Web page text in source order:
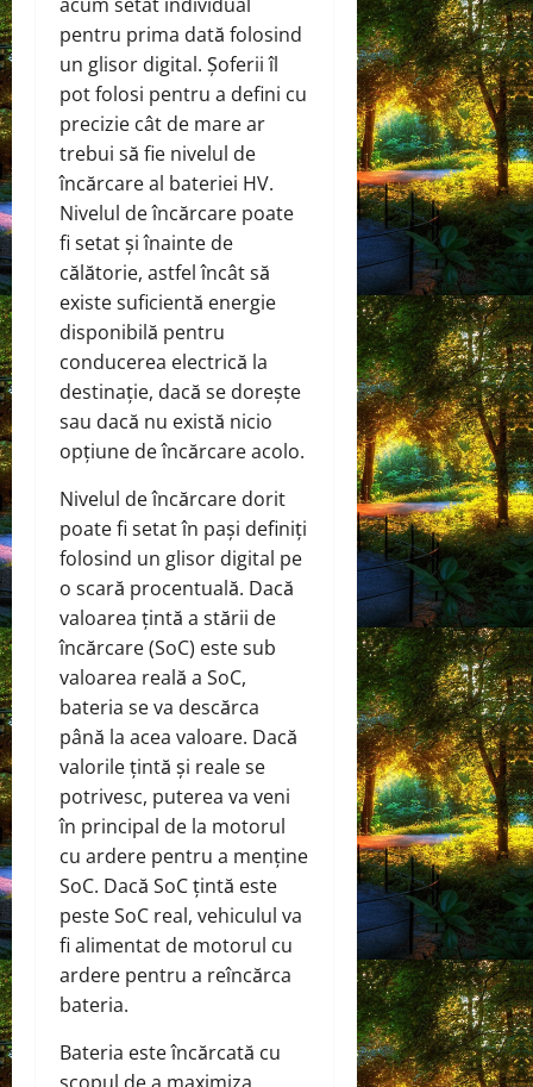
pentru prima dată folosind
un glisor digital. Șoferii îl
pot folosi pentru a defini cu
precizie cât de mare ar
trebui să fie nivelul de
încărcare al bateriei HV.
Nivelul de încărcare poate
fi setat și înainte de
călătorie, astfel încât să
existe suficientă energie
disponibilă pentru
conducerea electrică la
destinație, dacă se dorește
sau dacă nu există nicio
opțiune de încărcare acolo.
Nivelul de încărcare dorit
poate fi setat în pași definiți
folosind un glisor digital pe
o scară procentuală. Dacă
valoarea țintă a stării de
încărcare (SoC) este sub
valoarea reală a SoC,
bateria se va descărca
până la acea valoare. Dacă
valorile țintă și reale se
potrivesc, puterea va veni
în principal de la motorul
cu ardere pentru a menține
SoC. Dacă SoC țintă este
peste SoC real, vehiculul va
fi alimentat de motorul cu
ardere pentru a reîncărca
bateria.
Bateria este încărcată cu